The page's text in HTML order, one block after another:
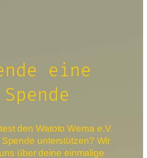
eine
Spende
den Watoto Wema e.V.
Spende unterstützen? Wir
über deine einmalige